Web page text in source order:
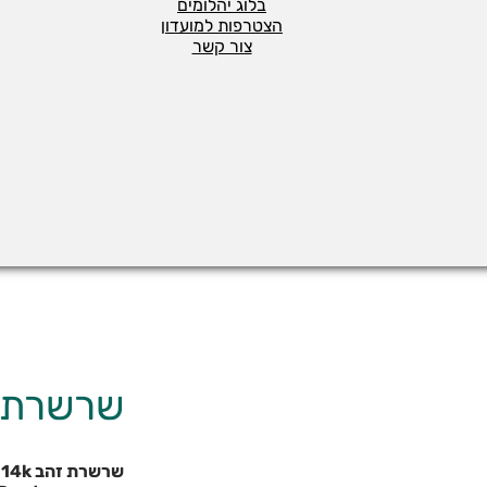
בלוג יהלומים
הצטרפות למועדון
צור קשר
שרשרת
שרשרת זהב 14k עם תיליון חריטת אות אחת לבחירה